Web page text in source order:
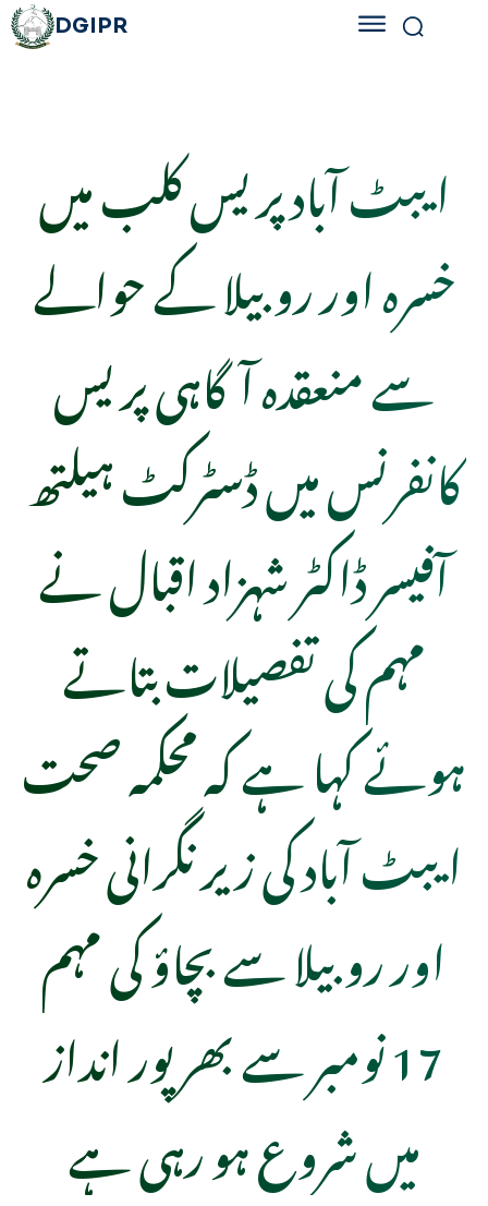
DGIPR
ایبٹ آباد پریس کلب میں
خسرہ اور روبیلا کے حوالے
سے منعقدہ آگاہی پریس
کانفرنس میں ڈسٹرکٹ ہیلتھ
آفیسر ڈاکٹر شہزاد اقبال نے
مہم کی تفصیلات بتاتے
ہوئے کہا ہے کہ محکمہ صحت
ایبٹ آباد کی زیر نگرانی خسرہ
اور روبیلا سے بچاؤ کی مہم
17 نومبر سے بھرپور انداز
میں شروع ہو رہی ہے